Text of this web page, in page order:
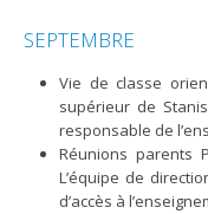
SEPTEMBRE
Vie de classe
supérieur de
responsable de
Réunions parents
L’équipe de
d’accès à